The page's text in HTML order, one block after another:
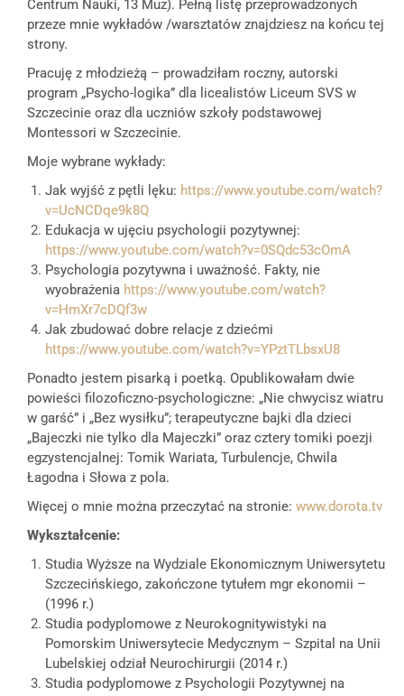
Centrum Nauki, 13 Muz). Pełną listę przeprowadzonych
przeze mnie wykładów /warsztatów znajdziesz na końcu tej
strony.
Pracuję z młodzieżą – prowadziłam roczny, autorski
program „Psycho-logika” dla licealistów Liceum SVS w
Szczecinie oraz dla uczniów szkoły podstawowej
Montessori w Szczecinie.
Moje wybrane wykłady:
Jak wyjść z pętli lęku: https://www.youtube.com/watch?
v=UcNCDqe9k8Q
Edukacja w ujęciu psychologii pozytywnej:
https://www.youtube.com/watch?v=0SQdc53cOmA
Psychologia pozytywna i uważność. Fakty, nie
wyobrażenia https://www.youtube.com/watch?
v=HmXr7cDQf3w
Jak zbudować dobre relacje z dziećmi
https://www.youtube.com/watch?v=YPztTLbsxU8
Ponadto jestem pisarką i poetką. Opublikowałam dwie
powieści filozoficzno-psychologiczne: „Nie chwycisz wiatru
w garść” i „Bez wysiłku”; terapeutyczne bajki dla dzieci
„Bajeczki nie tylko dla Majeczki” oraz cztery tomiki poezji
egzystencjalnej: Tomik Wariata, Turbulencje, Chwila
Łagodna i Słowa z pola.
Więcej o mnie można przeczytać na stronie: www.dorota.tv
Wykształcenie:
Studia Wyższe na Wydziale Ekonomicznym Uniwersytetu
Szczecińskiego, zakończone tytułem mgr ekonomii –
(1996 r.)
Studia podyplomowe z Neurokognitywistyki na
Pomorskim Uniwersytecie Medycznym – Szpital na Unii
Lubelskiej odział Neurochirurgii (2014 r.)
Studia podyplomowe z Psychologii Pozytywnej na